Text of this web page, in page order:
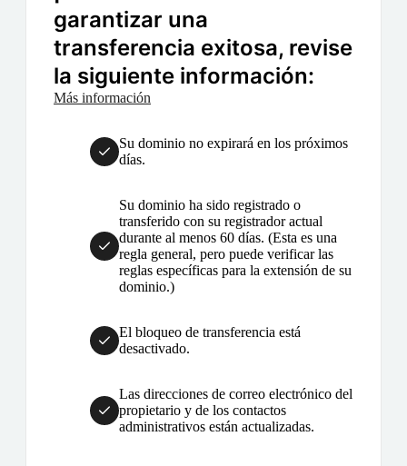
garantizar una
transferencia exitosa, revise
la siguiente información:
Más información
Su dominio no expirará en los próximos
días.
Su dominio ha sido registrado o
transferido con su registrador actual
durante al menos 60 días. (Esta es una
regla general, pero puede verificar las
reglas específicas para la extensión de su
dominio.)
El bloqueo de transferencia está
desactivado.
Las direcciones de correo electrónico del
propietario y de los contactos
administrativos están actualizadas.